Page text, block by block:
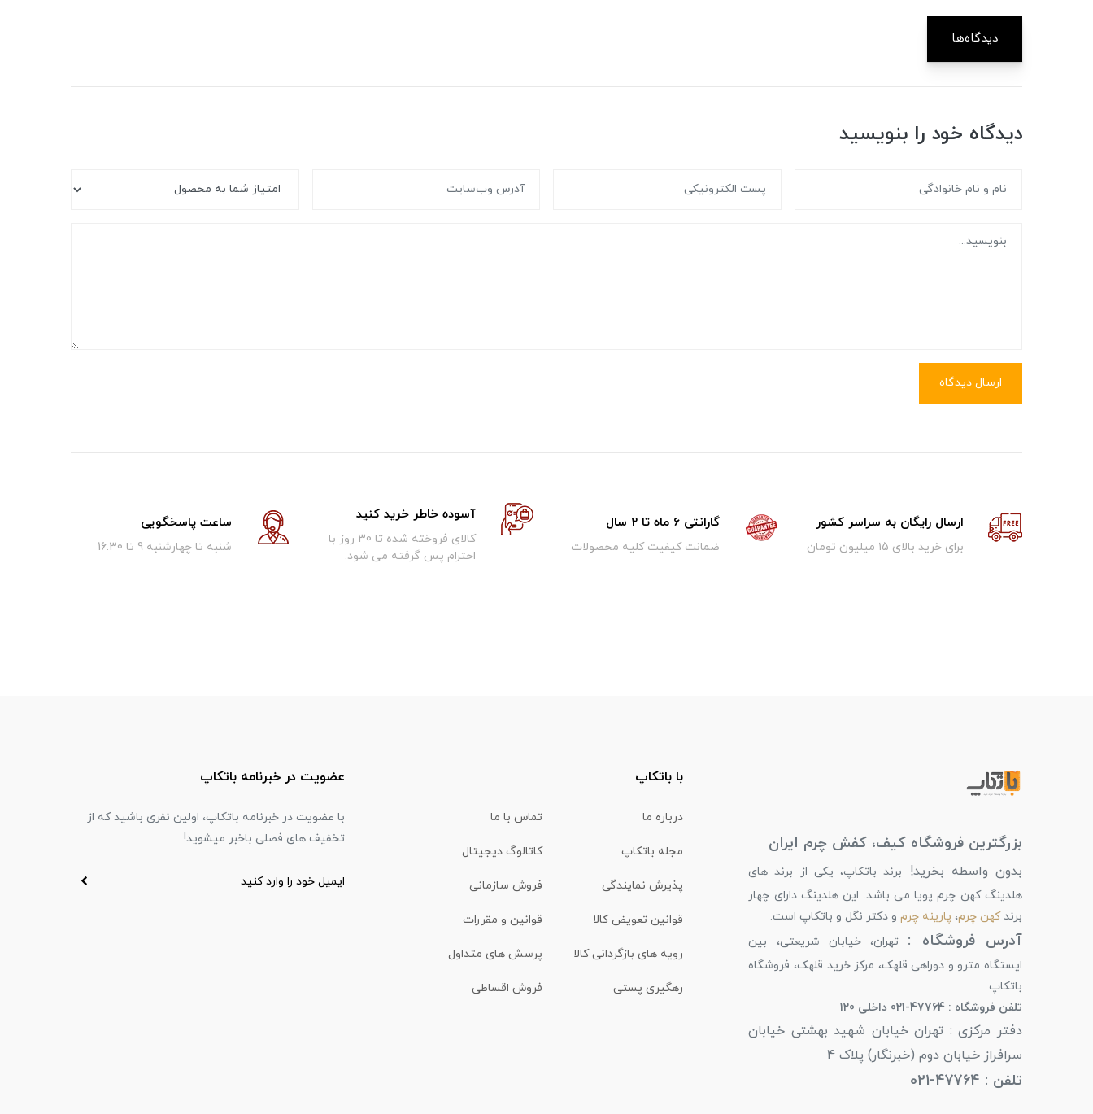
دیدگاه‌ها
دیدگاه خود را بنویسید
ارسال دیدگاه
ارسال رایگان به سراسر کشور
برای خرید بالای ۱5 میلیون تومان
گارانتی 6 ماه تا 2 سال
ضمانت کیفیت کلیه محصولات
آسوده خاطر خرید کنید
کالای فروخته شده تا 30 روز با
احترام پس گرفته می شود.
ساعت پاسخگویی
شنبه تا چهارشنبه 9 تا 16.30
بزرگترین فروشگاه کیف، کفش چرم ایران
بدون واسطه بخرید!
برند باتکاپ، یکی از برند های
هلدینگ کهن چرم پویا می باشد. این هلدینگ دارای چهار
برندکهن چرم، پارینه چرم و دکتر نگل و باتکاپ است.
آدرس فروشگاه : تهران، خیابان شریعتی، بین
ایستگاه مترو و دوراهی قلهک، مرکز خرید قلهک، فروشگاه
باتکاپ
تلفن فروشگاه : 47764-021 داخلی 120
دفتر مرکزی : تهران خیابان شهید بهشتی خیابان
سرافراز خیابان دوم (خبرنگار) پلاک 4
تلفن : 47764-021
با باتکاپ
درباره ما تماس با ما
مجله باتکاپ کاتالوگ دیجیتال
پذیرش نمایندگی فروش سازمانی
قوانین تعویض کالا قوانین و مقررات
رویه های بازگردانی کالا پرسش های متداول
رهگیری پستی فروش اقساطی
عضویت در خبرنامه باتکاپ
با عضویت در خبرنامه باتکاپ، اولین نفری باشید که از
تخفیف های فصلی باخبر میشوید!